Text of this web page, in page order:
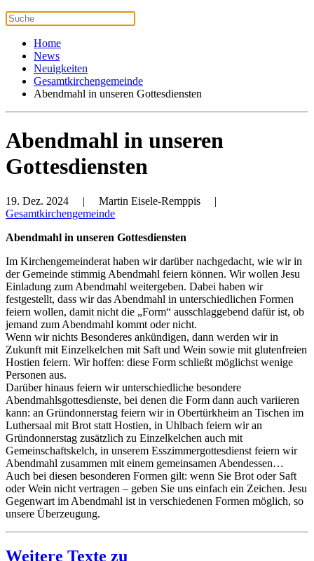
Home
News
Neuigkeiten
Gesamtkirchengemeinde
Abendmahl in unseren Gottesdiensten
Abendmahl in unseren
Gottesdiensten
19. Dez. 2024 | Martin Eisele-Remppis |
Gesamtkirchengemeinde
Abendmahl in unseren Gottesdiensten
Im Kirchengemeinderat haben wir darüber nachgedacht, wie wir in
der Gemeinde stimmig Abendmahl feiern können. Wir wollen Jesu
Einladung zum Abendmahl weitergeben. Dabei haben wir
festgestellt, dass wir das Abendmahl in unterschiedlichen Formen
feiern wollen, damit nicht die „Form“ ausschlaggebend dafür ist, ob
jemand zum Abendmahl kommt oder nicht.
Wenn wir nichts Besonderes ankündigen, dann werden wir in
Zukunft mit Einzelkelchen mit Saft und Wein sowie mit glutenfreien
Hostien feiern. Wir hoffen: diese Form schließt möglichst wenige
Personen aus.
Darüber hinaus feiern wir unterschiedliche besondere
Abendmahlsgottesdienste, bei denen die Form dann auch variieren
kann: an Gründonnerstag feiern wir in Obertürkheim an Tischen im
Luthersaal mit Brot statt Hostien, in Uhlbach feiern wir an
Gründonnerstag zusätzlich zu Einzelkelchen auch mit
Gemeinschaftskelch, in unserem Esszimmergottesdienst feiern wir
Abendmahl zusammen mit einem gemeinsamen Abendessen…
Auch bei diesen besonderen Formen gilt: wenn Sie Brot oder Saft
oder Wein nicht vertragen – geben Sie uns einfach ein Zeichen. Jesu
Gegenwart im Abendmahl ist in verschiedenen Formen möglich, so
unsere Überzeugung.
Weitere Texte zu